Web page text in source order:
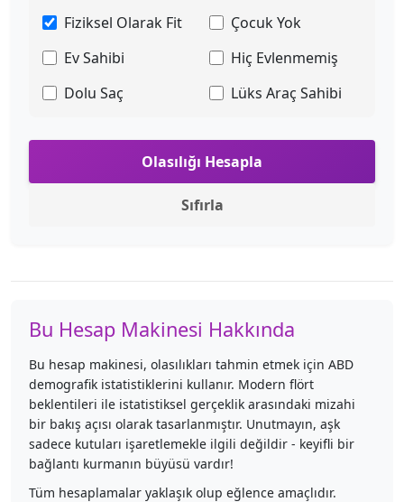
Fiziksel Olarak Fit
Çocuk Yok
Ev Sahibi
Hiç Evlenmemiş
Dolu Saç
Lüks Araç Sahibi
Olasılığı Hesapla
Sıfırla
Bu Hesap Makinesi Hakkında
Bu hesap makinesi, olasılıkları tahmin etmek için ABD
demografik istatistiklerini kullanır. Modern flört
beklentileri ile istatistiksel gerçeklik arasındaki mizahi
bir bakış açısı olarak tasarlanmıştır. Unutmayın, aşk
sadece kutuları işaretlemekle ilgili değildir - keyifli bir
bağlantı kurmanın büyüsü vardır!
Tüm hesaplamalar yaklaşık olup eğlence amaçlıdır.